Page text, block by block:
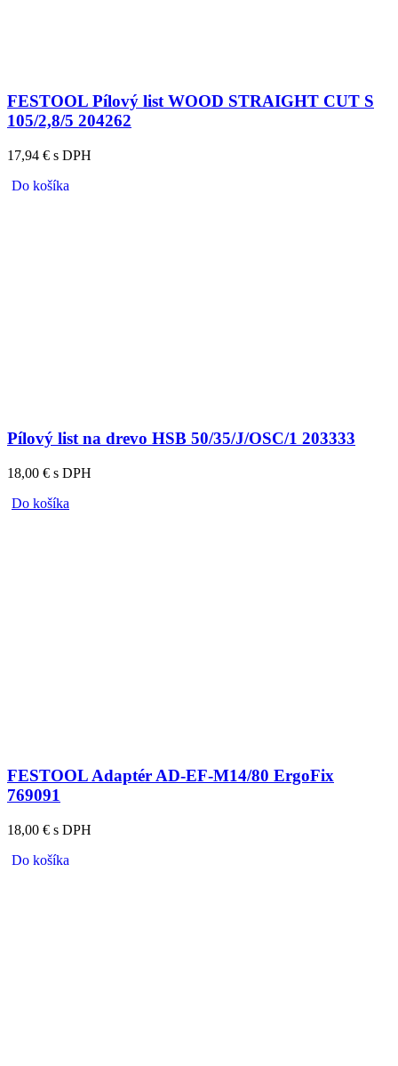
FESTOOL Pílový list WOOD STRAIGHT CUT S
105/2,8/5 204262
17,94 € s DPH
Do košíka
Pílový list na drevo HSB 50/35/J/OSC/1 203333
18,00 € s DPH
Do košíka
FESTOOL Adaptér AD-EF-M14/80 ErgoFix
769091
18,00 € s DPH
Do košíka